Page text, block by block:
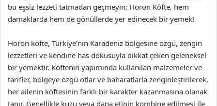
bu eşsiz lezzeti tatmadan geçmeyin; Horon Köfte, hem
damaklarda hem de gönüllerde yer edinecek bir yemek!
Horon köfte, Türkiye’nin Karadeniz bölgesine özgü, zengin
lezzetleri ve kendine has dokusuyla dikkat çeken geleneksel
bir yemektir. Köftenin yapımında kullanılan malzemeler ve
tarifler, bölgeye özgü otlar ve baharatlarla zenginleştirilerek,
her ailenin köftesinin farklı bir karakter kazanmasına olanak
tanır. Genellikle kuzu veya dana etinin kombine edilmesi ile